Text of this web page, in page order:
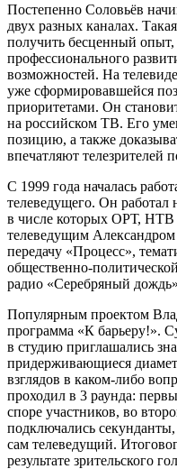
Постепенно Соловьёв
двух разных каналах.
получить бесценный опыт,
профессионального
возможностей. На
уже сформировавшейся
приоритетами. Он
на российском ТВ. Его
позицию, а также
впечатляют телезрителей
С 1999 года началась
телеведущего. Он работал
в числе которых ОРТ,
телеведущим
передачу «Процесс»,
общественно-
радио «Серебряный
Популярным проектом
программа «К барьеру!».
в студию приглашались
придерживающиеся
взглядов в каком-либо
проходил в 3 раунда:
споре участников, во
подключались
сам телеведущий.
результате зрительского